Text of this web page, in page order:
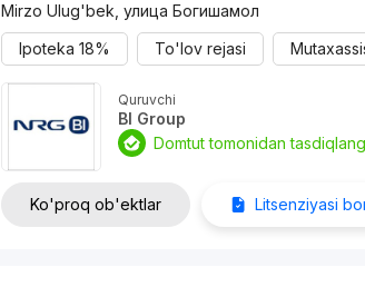
Mirzo Ulug'bek, улица Богишамол
Ipoteka18% To'lov rejasi
Quruvchi
BI Group
Domtut tomonidan
Ko'proq ob'ektlar Litsenziyasi